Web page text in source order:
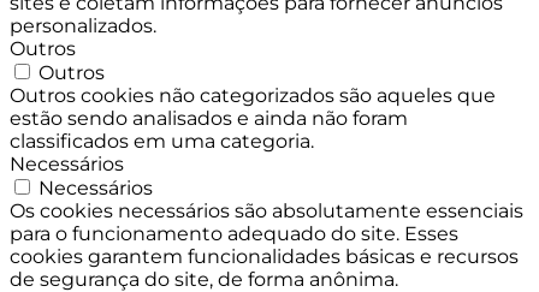
personalizados.
Outros
Outros
Outros cookies não categorizados são aqueles que
estão sendo analisados e ainda não foram
classificados em uma categoria.
Necessários
Necessários
Os cookies necessários são absolutamente essenciais
para o funcionamento adequado do site. Esses
cookies garantem funcionalidades básicas e recursos
de segurança do site, de forma anônima.